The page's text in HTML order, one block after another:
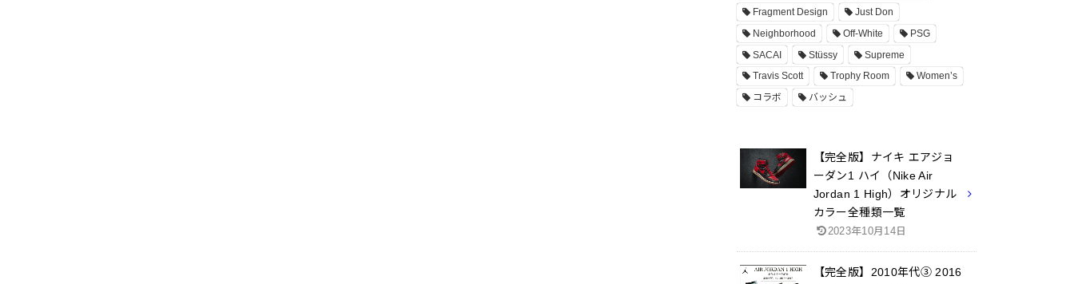
Fragment Design
Just Don
Neighborhood
Off-White
PSG
SACAI
Stüssy
Supreme
Travis Scott
Trophy Room
Women’s
コラボ
バッシュ
【完全版】ナイキ エアジョ
ーダン1 ハイ（Nike Air
Jordan 1 High）オリジナル
カラー全種類一覧
2023年10月14日
【完全版】2010年代③ 2016